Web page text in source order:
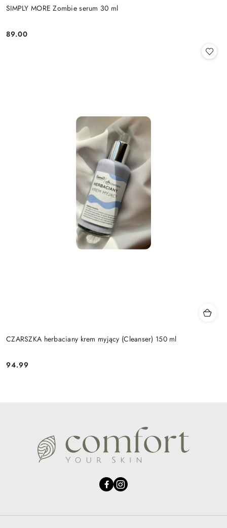
SIMPLY MORE Zombie serum 30 ml
Cena:
89.00
CZARSZKA herbaciany krem myjący (Cleanser) 150 ml
Cena:
94.99